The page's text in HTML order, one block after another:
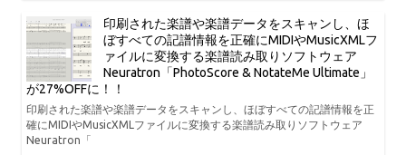
印刷された楽譜や楽譜データをスキャンし、ほ
ぼすべての記譜情報を正確にMIDIやMusicXMLフ
ァイルに変換する楽譜読み取りソフトウェア
Neuratron「PhotoScore & NotateMe Ultimate」
が27%OFFに！！
印刷された楽譜や楽譜データをスキャンし、ほぼすべての記譜情報を正
確にMIDIやMusicXMLファイルに変換する楽譜読み取りソフトウェア
Neuratron「